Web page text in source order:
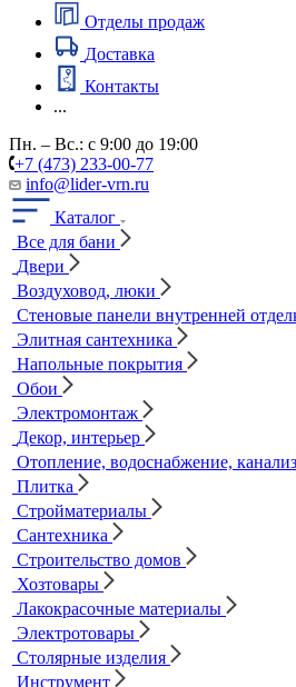
Отделы продаж
Доставка
Контакты
...
Пн. – Вс.: с 9:00 до 19:00
+7 (473) 233-00-77
info@lider-vrn.ru
Каталог
Все для бани
Двери
Воздуховод, люки
Стеновые панели внутренней
Элитная сантехника
Напольные покрытия
Обои
Электромонтаж
Декор, интерьер
Отопление, водоснабжение,
Плитка
Стройматериалы
Сантехника
Строительство домов
Хозтовары
Лакокрасочные материалы
Электротовары
Столярные изделия
Инструмент